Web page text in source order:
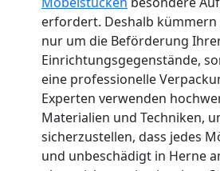
erfordert. Deshalb
nur um die Beförderung
Einrichtungsgegenstände,
eine professionelle
Experten verwenden
Materialien und Techniken,
sicherzustellen, dass jedes
und unbeschädigt in Herne
Leonding
Umzug
und
Lagerung